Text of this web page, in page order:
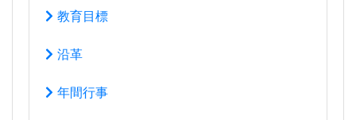
教育目標
沿革
年間行事